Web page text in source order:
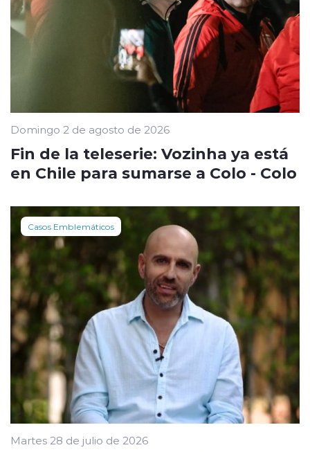
Domingo 2 de agosto de 2026
Fin de la teleserie: Vozinha ya está
en Chile para sumarse a Colo - Colo
Casos Emblemáticos
Martes 28 de julio de 2026